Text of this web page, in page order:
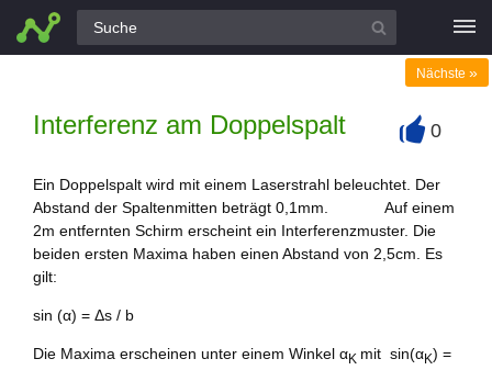
Alle Fragen
Interferenz am Doppelspalt
Nächste »
0
Ein Doppelspalt wird mit einem Laserstrahl beleuchtet. Der
Abstand der Spaltenmitten beträgt 0,1mm. Auf einem
2m entfernten Schirm erscheint ein Interferenzmuster. Die
beiden ersten Maxima haben einen Abstand von 2,5cm. Es
gilt:
sin (α) = Δs / b
Die Maxima erscheinen unter einem Winkel αK mit sin(αK) =